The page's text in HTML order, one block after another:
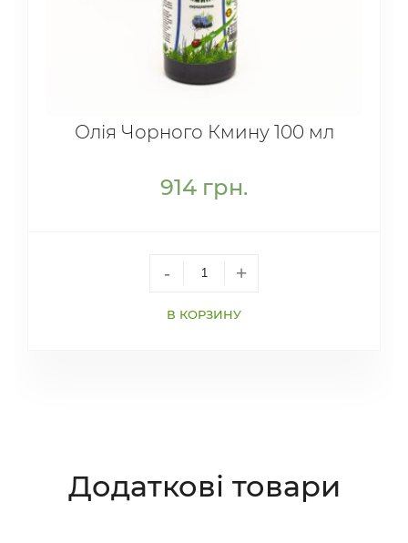
Олія Чорного Кмину 100 мл
914 грн.
- +
В КОРЗИНУ
Додаткові товари